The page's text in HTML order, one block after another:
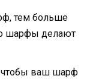
тем больше
шарфы делают
чтобы ваш шарф